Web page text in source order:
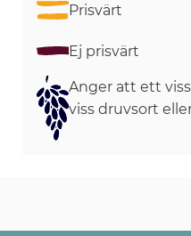
Prisvärt
Ej prisvärt
Anger att ett
viss druvsort